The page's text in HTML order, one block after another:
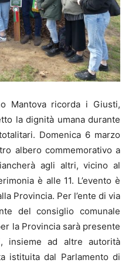
Mantova ricorda i Giusti,
la dignità umana durante
Domenica 6 marzo
albero commemorativo a
agli altri, vicino al
è alle 11. L’evento è
Provincia. Per l’ente di via
del consiglio comunale
la Provincia sarà presente
insieme ad altre autorità
istituita dal Parlamento di